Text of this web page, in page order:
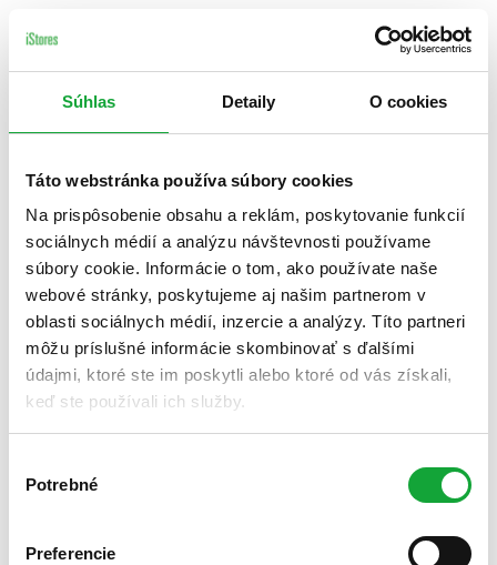
Súhlas Detaily O cookies
Táto webstránka používa súbory cookies
Na prispôsobenie obsahu a reklám, poskytovanie funkcií
sociálnych médií a analýzu návštevnosti používame
súbory cookie. Informácie o tom, ako používate naše
webové stránky, poskytujeme aj našim partnerom v
oblasti sociálnych médií, inzercie a analýzy. Títo partneri
môžu príslušné informácie skombinovať s ďalšími
údajmi, ktoré ste im poskytli alebo ktoré od vás získali,
keď ste používali ich služby.
súhlasu
Potrebné
Preferencie